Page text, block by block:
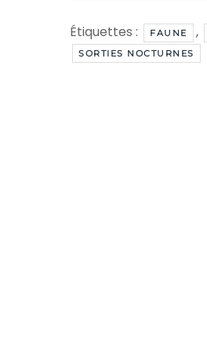
Étiquettes : FAUNE ,
SORTIES NOCTURNES